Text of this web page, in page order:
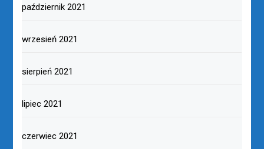
październik 2021
wrzesień 2021
sierpień 2021
lipiec 2021
czerwiec 2021